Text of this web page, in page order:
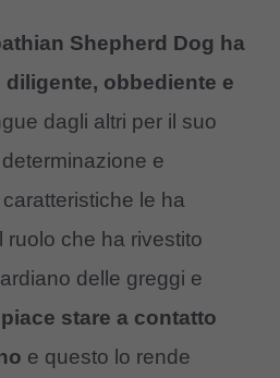
Shepherd Dog ha
obbediente e
dagli altri per il suo
e
le ha
ruolo che ha rivestito
delle greggi e
stare a contatto
e questo lo rende